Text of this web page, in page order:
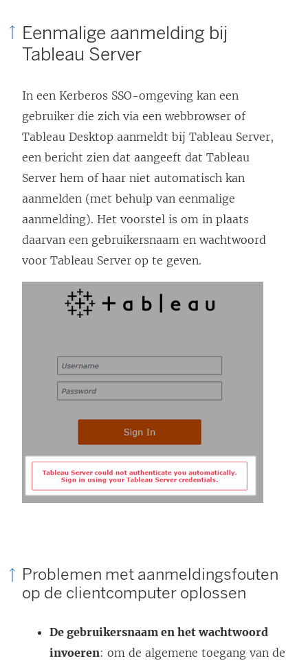
k
w
r
d
t
i
n
e
e
n
n
i
e
n
e
r
p
e
d
)
Eenmalige aanmelding bij
Tableau Server
In een Kerberos SSO-omgeving kan een
gebruiker die zich via een webbrowser of
Tableau Desktop aanmeldt bij Tableau Server,
een bericht zien dat aangeeft dat Tableau
Server hem of haar niet automatisch kan
aanmelden (met behulp van eenmalige
aanmelding). Het voorstel is om in plaats
daarvan een gebruikersnaam en wachtwoord
voor Tableau Server op te geven.
Problemen met aanmeldingsfouten
op de clientcomputer oplossen
De gebruikersnaam en het wachtwoord
invoeren: om de algemene toegang van de